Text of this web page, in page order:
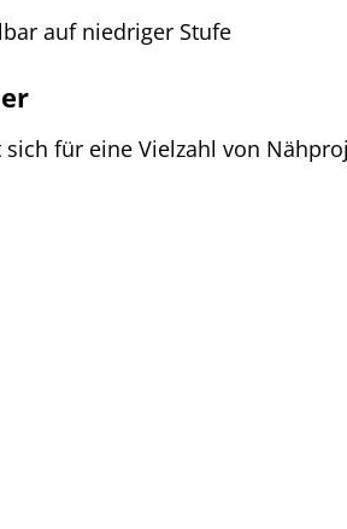
auf niedriger Stufe
für eine Vielzahl von